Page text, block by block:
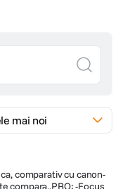
comparativ cu canon-
compara..PRO: -Focus